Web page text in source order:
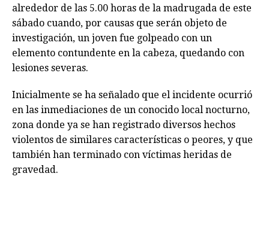
alrededor de las 5.00 horas de la madrugada de este
sábado cuando, por causas que serán objeto de
investigación, un joven fue golpeado con un
elemento contundente en la cabeza, quedando con
lesiones severas.
Inicialmente se ha señalado que el incidente ocurrió
en las inmediaciones de un conocido local nocturno,
zona donde ya se han registrado diversos hechos
violentos de similares características o peores, y que
también han terminado con víctimas heridas de
gravedad.